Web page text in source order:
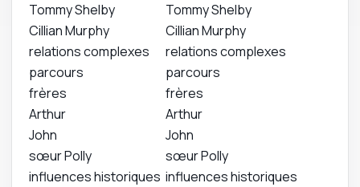
Tommy Shelby
Tommy Shelby
Cillian Murphy
Cillian Murphy
relations complexes
relations complexes
parcours
parcours
frères
frères
Arthur
Arthur
John
John
sœur Polly
sœur Polly
influences historiques influences historiques